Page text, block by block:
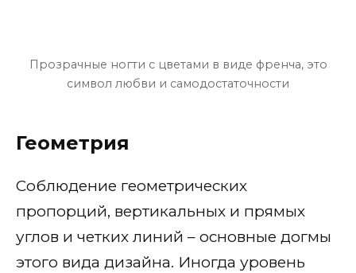
Прозрачные ногти с цветами в виде френча, это
символ любви и самодостаточности
Геометрия
Соблюдение геометрических
пропорций, вертикальных и прямых
углов и четких линий – основные догмы
этого вида дизайна. Иногда уровень